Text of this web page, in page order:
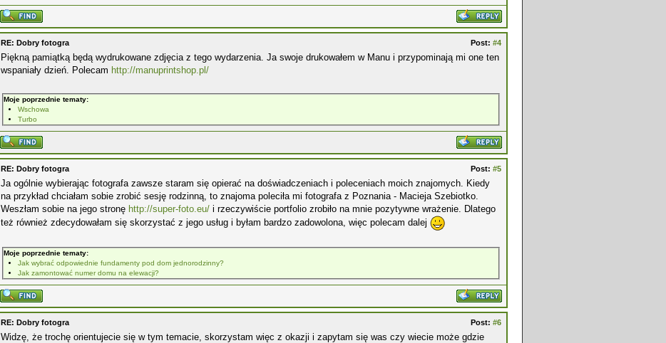
Post: #4
RE: Dobry fotogra
Piękną pamiątką będą wydrukowane zdjęcia z tego wydarzenia. Ja swoje drukowałem w Manu i przypominają mi one ten
wspaniały dzień. Polecam http://manuprintshop.pl/
Moje poprzednie tematy:
Wschowa
Turbo
Post: #5
RE: Dobry fotogra
Ja ogólnie wybierając fotografa zawsze staram się opierać na doświadczeniach i poleceniach moich znajomych. Kiedy
na przykład chciałam sobie zrobić sesję rodzinną, to znajoma poleciła mi fotografa z Poznania - Macieja Szebiotko.
Weszłam sobie na jego stronę http://super-foto.eu/ i rzeczywiście portfolio zrobiło na mnie pozytywne wrażenie. Dlatego
też również zdecydowałam się skorzystać z jego usług i byłam bardzo zadowolona, więc polecam dalej
Moje poprzednie tematy:
Jak wybrać odpowiednie fundamenty pod dom jednorodzinny?
Jak zamontować numer domu na elewacji?
Post: #6
RE: Dobry fotogra
Widzę, że trochę orientujecie się w tym temacie, skorzystam więc z okazji i zapytam się was czy wiecie może gdzie